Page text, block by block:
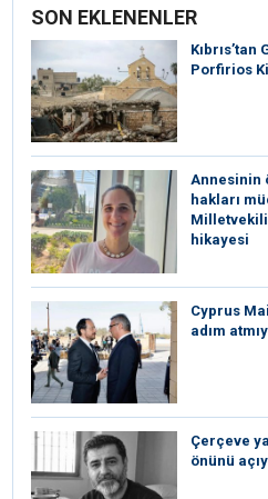
SON EKLENENLER
Porfirios
Annesinin
hakları
Milletvekili
hikayesi
⁠Cyprus
adım
Çerçeve
önünü